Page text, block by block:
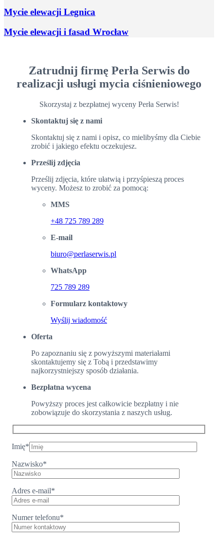
Mycie elewacji Legnica
Mycie elewacji i fasad Wrocław
Zatrudnij firmę Perła Serwis do
realizacji usługi mycia ciśnieniowego
Skorzystaj z bezpłatnej wyceny Perła Serwis!
Skontaktuj się z nami
Skontaktuj się z nami i opisz, co mielibyśmy dla Ciebie
zrobić i jakiego efektu oczekujesz.
Prześlij zdjęcia
Prześlij zdjęcia, które ułatwią i przyśpieszą proces
wyceny. Możesz to zrobić za pomocą:
MMS
+48 725 789 289
E-mail
biuro@perlaserwis.pl
WhatsApp
725 789 289
Formularz kontaktowy
Wyślij wiadomość
Oferta
Po zapoznaniu się z powyższymi materiałami
skontaktujemy się z Tobą i przedstawimy
najkorzystniejszy sposób działania.
Bezpłatna wycena
Powyższy proces jest całkowicie bezpłatny i nie
zobowiązuje do skorzystania z naszych usług.
Imię*
Nazwisko*
Adres e-mail*
Numer telefonu*